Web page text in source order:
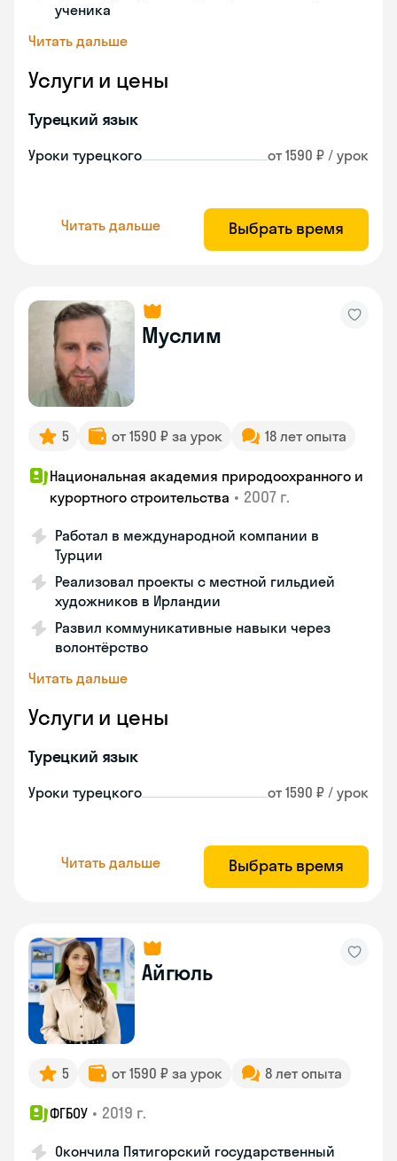
ученика
Читать дальше
Услуги и цены
Турецкий язык
Уроки турецкого от 1590 ₽ / урок
Читать дальше Выбрать время
Муслим
5 от 1590 ₽ за урок 18 лет опыта
Национальная академия природоохранного и
курортного строительства • 2007 г.
Работал в международной компании в
Турции
Реализовал проекты с местной гильдией
художников в Ирландии
Развил коммуникативные навыки через
волонтёрство
Читать дальше
Услуги и цены
Турецкий язык
Уроки турецкого от 1590 ₽ / урок
Читать дальше Выбрать время
Айгюль
5 от 1590 ₽ за урок 8 лет опыта
ФГБОУ • 2019 г.
Окончила Пятигорский государственный